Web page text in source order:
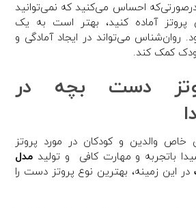
احساس می‌کنید که نمی‌توانید
پروتز آماده کنید، بهتر است به یک
روان‌شناس می‌تواند در ایجاد آمادگی و
کمک کند.
دست بچه در
خاص والدین و کودکان در مورد پروتز
باتجربه و مهارت کافی و تولید مدل
در این زمینه، بهترین نوع پروتز دست را